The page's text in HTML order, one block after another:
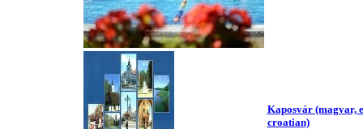
Kaposvár (magyar,
croatian)